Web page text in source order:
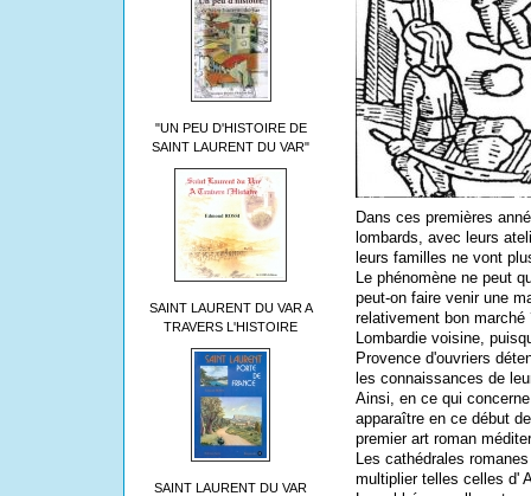
"UN PEU D'HISTOIRE DE
SAINT LAURENT DU VAR"
SAINT LAURENT DU VAR A
TRAVERS L'HISTOIRE
SAINT LAURENT DU VAR
Dans ces premières
lombards, avec leurs
leurs familles ne vont
Le phénomène ne peut
peut-on faire venir une
relativement bon
Lombardie voisine,
Provence d'ouvriers
les connaissances de
Ainsi, en ce qui
apparaître en ce début
premier art roman
Les cathédrales
multiplier telles celles d'